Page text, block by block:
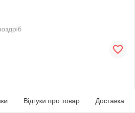
Відгуки про товар Доставка